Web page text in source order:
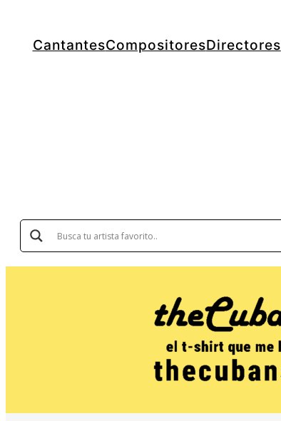
CantantesCompositoresDirectores